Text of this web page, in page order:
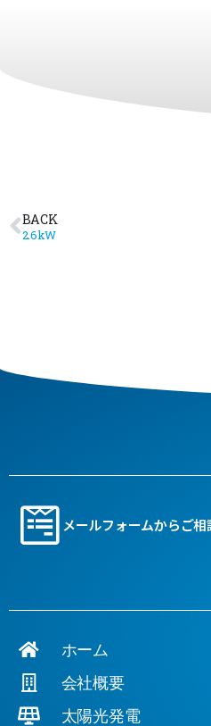
BACK
2.6kW
メールフォームからご相
ホーム
会社概要
太陽光発電